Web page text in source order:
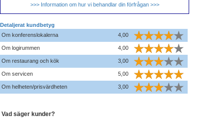
>>> Information om hur vi behandlar din förfrågan >>>
Detaljerat kundbetyg
Om konferenslokalerna
4,00
Om logirummen 4,00
Om restaurang och kök 3,00
Om servicen 5,00
Om helheten/prisvärdheten 3,00
Vad säger kunder?